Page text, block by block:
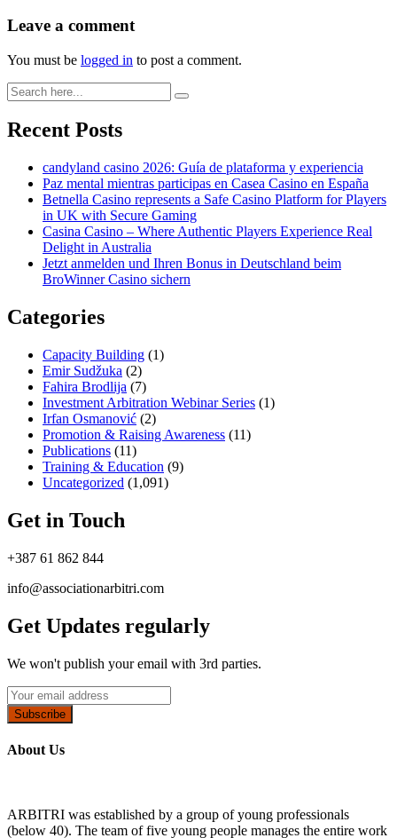
Leave a comment
You must be logged in to post a comment.
Recent Posts
candyland casino 2026: Guía de plataforma y experiencia
Paz mental mientras participas en Casea Casino en España
Betnella Casino represents a Safe Casino Platform for Players
in UK with Secure Gaming
Casina Casino – Where Authentic Players Experience Real
Delight in Australia
Jetzt anmelden und Ihren Bonus in Deutschland beim
BroWinner Casino sichern
Categories
Capacity Building (1)
Emir Sudžuka​ (2)
Fahira Brodlija (7)
Investment Arbitration Webinar Series (1)
Irfan Osmanović​ (2)
Promotion & Raising Awareness (11)
Publications (11)
Training & Education (9)
Uncategorized (1,091)
Get in Touch
+387 61 862 844
info@associationarbitri.com
Get Updates regularly
We won't publish your email with 3rd parties.
Subscribe
About Us
ARBITRI was established by a group of young professionals
(below 40). The team of five young people manages the entire work